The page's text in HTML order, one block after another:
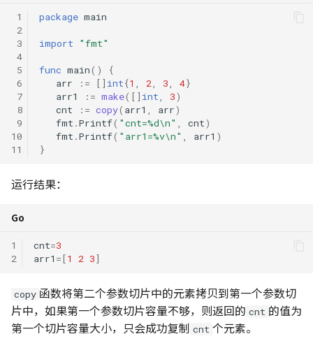
1
2
3
4
5
6
7
8
9
10
11
package main
import "fmt"
func main()
{
arr
:= [] int{1 , 2, 3, 4}
arr1
:= make([] int, 3)
cnt
:= copy( arr1 , arr)
fmt .Printf( "cnt=%d\n" , cnt)
fmt .Printf( "arr1=%v\n" , arr1 )
}
运行结果：
Go
1
2
cnt=3
arr1 =[1 2 3]
copy 函数将第二个参数切片中的元素拷贝到第一个参数切
片中，如果第一个参数切片容量不够，则返回的 cnt 的值为
第一个切片容量大小，只会成功复制 cnt 个元素。